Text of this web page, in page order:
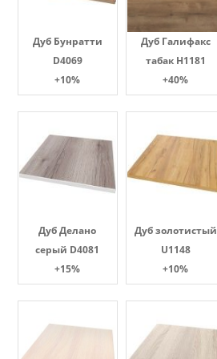
Дуб Бунратти
D4069
+10%
Дуб Галифакс
табак Н1181
+40%
Дуб Делано
серый D4081
+15%
Дуб золотистый
U1148
+10%